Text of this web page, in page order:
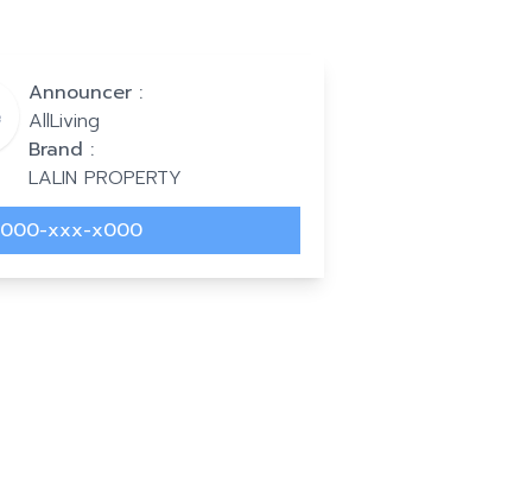
Announcer :
AllLiving
Brand :
LALIN PROPERTY
000-xxx-x000